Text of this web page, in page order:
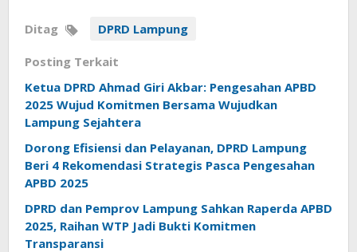
Ditag DPRD Lampung
Posting Terkait
Ketua DPRD Ahmad Giri Akbar: Pengesahan APBD
2025 Wujud Komitmen Bersama Wujudkan
Lampung Sejahtera
Dorong Efisiensi dan Pelayanan, DPRD Lampung
Beri 4 Rekomendasi Strategis Pasca Pengesahan
APBD 2025
DPRD dan Pemprov Lampung Sahkan Raperda APBD
2025, Raihan WTP Jadi Bukti Komitmen
Transparansi